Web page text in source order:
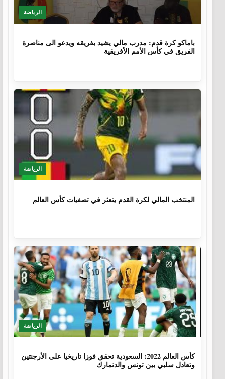
الرياضة
باماكو كرة قدم: مدرب مالي يشيد بفريقه ويدعو الى مناصرة
الفريق في كأس الأمم الأفريقية
الرياضة
المنتخب المالي لكرة القدم يتعثر في تصفيات كأس العالم
الرياضة
كأس العالم 2022: السعودية تحقق فوزا تاريخيا على الأرجنتين
وتعادل سلبي بين تونس والدنمارك